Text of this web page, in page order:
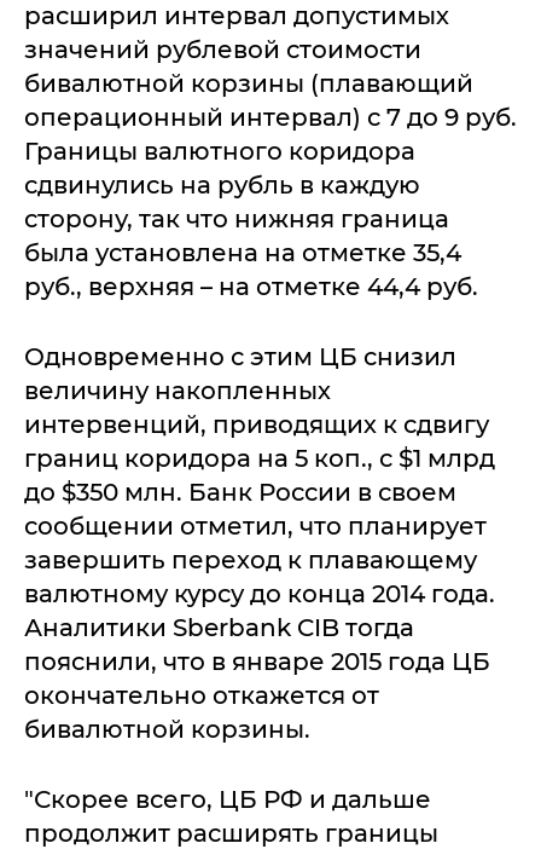
расширил интервал допустимых
значений рублевой стоимости
бивалютной корзины (плавающий
операционный интервал) с 7 до 9 руб.
Границы валютного коридора
сдвинулись на рубль в каждую
сторону, так что нижняя граница
была установлена на отметке 35,4
руб., верхняя – на отметке 44,4 руб.
Одновременно с этим ЦБ снизил
величину накопленных
интервенций, приводящих к сдвигу
границ коридора на 5 коп., с $1 млрд
до $350 млн. Банк России в своем
сообщении отметил, что планирует
завершить переход к плавающему
валютному курсу до конца 2014 года.
Аналитики Sberbank CIB тогда
пояснили, что в январе 2015 года ЦБ
окончательно откажется от
бивалютной корзины.
"Скорее всего, ЦБ РФ и дальше
продолжит расширять границы